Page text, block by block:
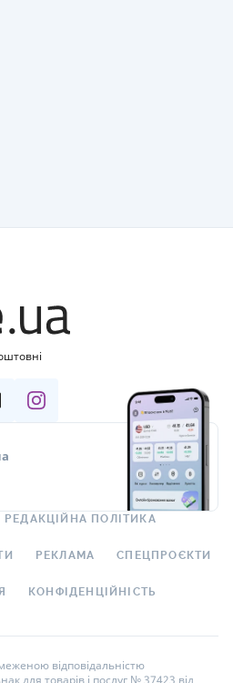
РЕДАКЦІЙНА ПОЛІТИКА
РЕКЛАМА СПЕЦПРОЄКТИ
КОНФІДЕНЦІЙНІСТЬ
відповідальністю
для товарів і послуг № 37423 від